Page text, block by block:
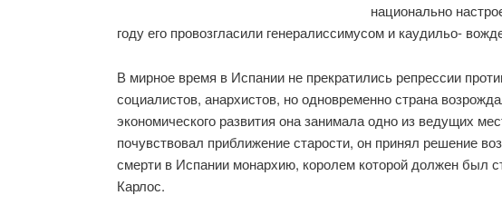
национально
году его провозгласили генералиссимусом и каудильо-
В мирное время в Испании не прекратились репрессии
социалистов, анархистов, но одновременно страна
экономического развития она занимала одно из ведущих
почувствовал приближение старости, он принял решение
смерти в Испании монархию, королем которой должен был
Карлос.